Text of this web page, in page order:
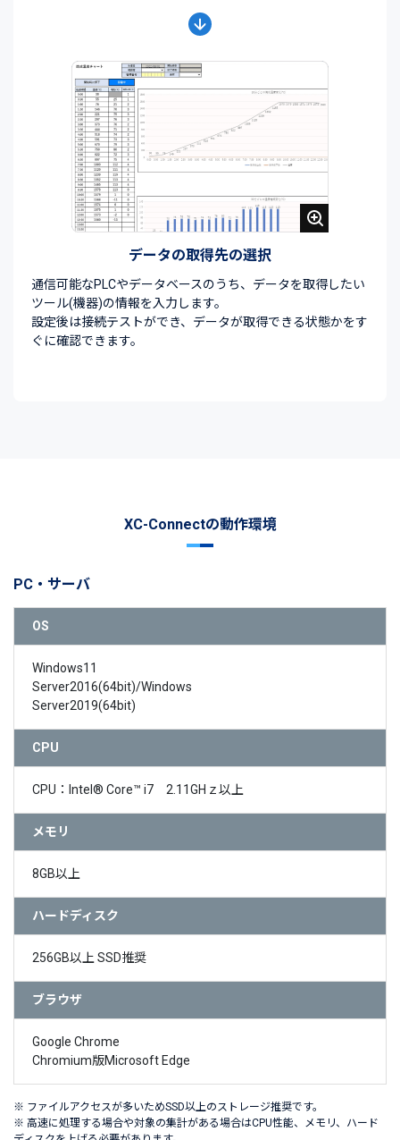
データの取得先の選択
通信可能なPLCやデータベースのうち、データを取得したい
ツール(機器)の情報を入力します。
設定後は接続テストができ、データが取得できる状態かをす
ぐに確認できます。
XC-Connectの動作環境
PC・サーバ
OS
Windows11
Server2016(64bit)/Windows
Server2019(64bit)
CPU
CPU：Intel® Core™ i7 2.11GHｚ以上
メモリ
8GB以上
ハードディスク
256GB以上 SSD推奨
ブラウザ
Google Chrome
Chromium版Microsoft Edge
※ ファイルアクセスが多いためSSD以上のストレージ推奨です。
※ 高速に処理する場合や対象の集計がある場合はCPU性能、メモリ、ハード